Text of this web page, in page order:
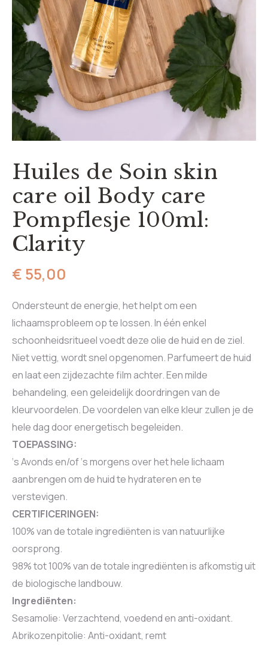
Huiles de Soin skin
care oil Body care
Pompflesje 100ml:
Clarity
€ 55,00
Ondersteunt de energie, het helpt om een
lichaamsprobleem op te lossen. In één enkel
schoonheidsritueel voedt deze olie de huid en de ziel.
Niet vettig, wordt snel opgenomen. Parfumeert de huid
en laat een zijdezachte film achter. Een milde
behandeling, een geleidelijk doordringen van de
kleurvoordelen. De voordelen van elke kleur zullen je de
hele dag door energetisch begeleiden.
TOEPASSING:
‘s Avonds en/of ‘s morgens over het hele lichaam
aanbrengen om de huid te hydrateren en te
verstevigen.
CERTIFICERINGEN:
100% van de totale ingrediënten is van natuurlijke
oorsprong.
98% tot 100% van de totale ingrediënten is afkomstig uit
de biologische landbouw.
Ingrediënten:
Sesamolie: Verzachtend, voedend en anti-oxidant.
Abrikozenpitolie: Anti-oxidant, remt